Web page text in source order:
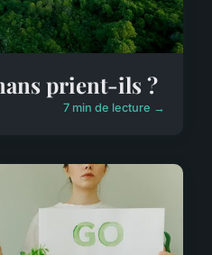
prient-ils ?
7 min de lecture →